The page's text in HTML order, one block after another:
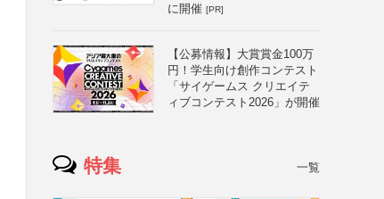
に開催 [PR]
【公募情報】大賞賞金100万
円！学生向け創作コンテスト
「サイゲームス クリエイテ
ィブコンテスト2026」が開催
特集 一覧